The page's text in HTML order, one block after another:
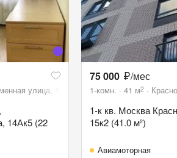
улица, 14Ак5
14Ак5 (22
75 000 /мес
1-комн. 41 м2
1-к кв. Москва
15к2 (41.0 м²)
Авиамоторная